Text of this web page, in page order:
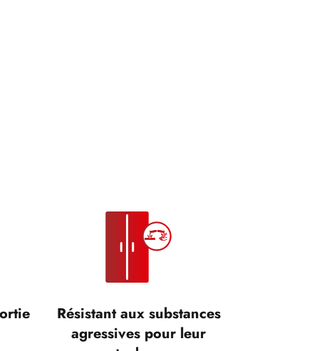
Résistant aux substances
agressives pour leur